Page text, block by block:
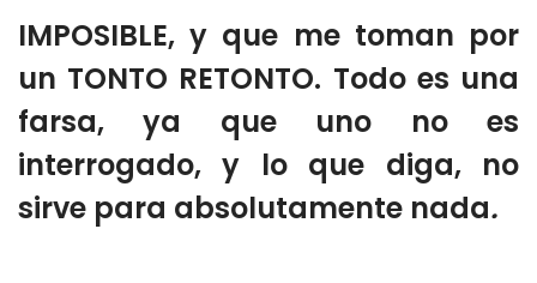
IMPOSIBLE, y que me toman por
un TONTO RETONTO. Todo es una
farsa, ya que uno no es
interrogado, y lo que diga, no
sirve para absolutamente nada.